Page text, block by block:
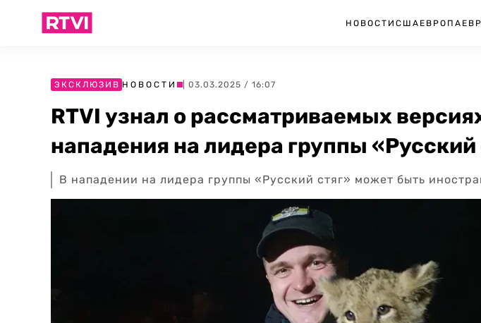
НОВОСТИ США ЕВРОПА
ЭКСКЛЮЗИВ НОВОСТИ | 03.03.2025 / 16:07
RTVI узнал о рассматриваемых
нападения на лидера группы «Русский
В нападении на лидера группы «Русский стяг» может быть